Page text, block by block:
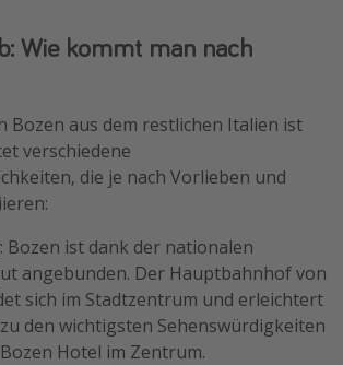
Wie kommt man nach
Bozen aus dem restlichen Italien ist
verschiedene
die je nach Vorlieben und
: Bozen ist dank der nationalen
angebunden. Der Hauptbahnhof von
sich im Stadtzentrum und erleichtert
den wichtigsten Sehenswürdigkeiten
Hotel im Zentrum.